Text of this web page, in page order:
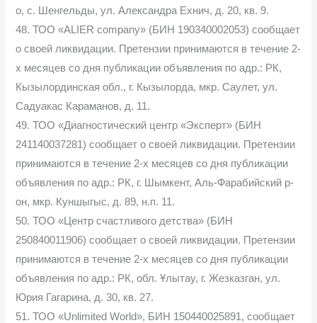
о, с. Шенгельды, ул. Александра Ехнич, д. 20, кв. 9.
48. ТОО «ALIER company» (БИН 190340002053) сообщает
о своей ликвидации. Претензии принимаются в течение 2-
х месяцев со дня публикации объявления по адр.: РК,
Кызылординская обл., г. Кызылорда, мкр. Саулет, ул.
Садуакас Караманов, д. 11.
49. ТОО «Диагностический центр «Эксперт» (БИН
241140037281) сообщает о своей ликвидации. Претензии
принимаются в течение 2-х месяцев со дня публикации
объявления по адр.: РК, г. Шымкент, Аль-Фарабийский р-
он, мкр. Куншыгыс, д. 89, н.п. 11.
50. ТОО «Центр счастливого детства» (БИН
250840011906) сообщает о своей ликвидации. Претензии
принимаются в течение 2-х месяцев со дня публикации
объявления по адр.: РК, обл. Ұлытау, г. Жезказган, ул.
Юрия Гагарина, д. 30, кв. 27.
51. ТОО «Unlimited World», БИН 150440025891, сообщает